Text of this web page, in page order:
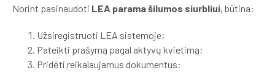
Norint pasinaudoti LEA parama šilumos siurbliui, būtina:
Užsiregistruoti LEA sistemoje;
Pateikti prašymą pagal aktyvų kvietimą;
Pridėti reikalaujamus dokumentus: